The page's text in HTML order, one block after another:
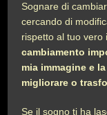
Sognare di
cercando di
rispetto al tuo
cambiamento
mia immagine e
migliorare o
Se il sogno ti ha